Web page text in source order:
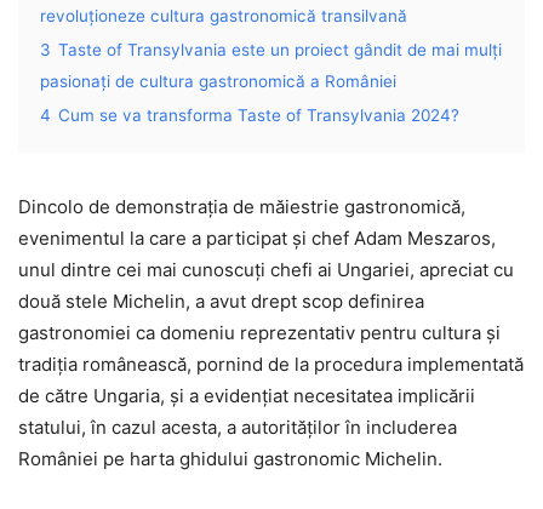
revoluționeze cultura gastronomică transilvană
3 Taste of Transylvania este un proiect gândit de mai mulți
pasionați de cultura gastronomică a României
4 Cum se va transforma Taste of Transylvania 2024?
Dincolo de demonstrația de măiestrie gastronomică,
evenimentul la care a participat și chef Adam Meszaros,
unul dintre cei mai cunoscuți chefi ai Ungariei, apreciat cu
două stele Michelin, a avut drept scop definirea
gastronomiei ca domeniu reprezentativ pentru cultura și
tradiția românească, pornind de la procedura implementată
de către Ungaria, și a evidențiat necesitatea implicării
statului, în cazul acesta, a autorităților în includerea
României pe harta ghidului gastronomic Michelin.